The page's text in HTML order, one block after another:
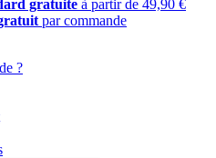
gratuite à partir de 49,90 €
par commande
?